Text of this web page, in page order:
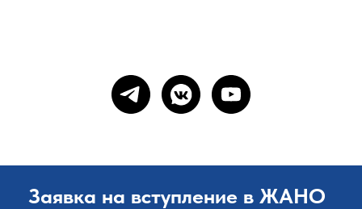
Заявка на вступление в ЖАНО